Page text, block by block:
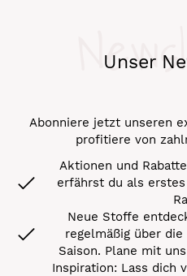
Unser
Abonniere jetzt unseren
profitiere von
Aktionen und
erfährst du als
Neue Stoffe
regelmäßig über
Saison. Plane mit
Inspiration: Lass dich